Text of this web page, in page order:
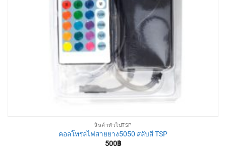
สินค้าทั่วไปTSP
คอลโทรลไฟสายยาง5050 สลับสี TSP
500฿